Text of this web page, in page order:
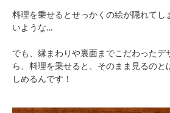
料理を乗せるとせっかくの絵が隠れてし
いような…
でも、縁まわりや裏面までこだわったデ
ら、料理を乗せると、そのまま見るのと
しめるんです！